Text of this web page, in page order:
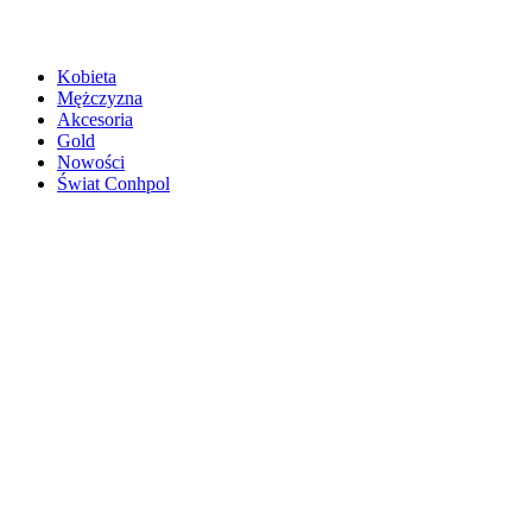
Kobieta
Mężczyzna
Akcesoria
Gold
Nowości
Świat Conhpol